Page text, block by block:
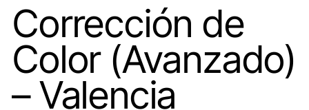
Corrección de
Color (Avanzado)
– Valencia